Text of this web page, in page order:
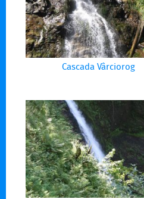
Cascada Vârciorog